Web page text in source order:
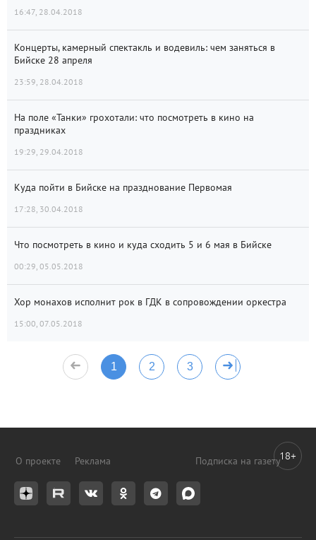
16:47, 28.04.2018
Концерты, камерный спектакль и водевиль: чем заняться в
Бийске 28 апреля
23:59, 28.04.2018
На поле «Танки» грохотали: что посмотреть в кино на
праздниках
19:29, 29.04.2018
Куда пойти в Бийске на празднование Первомая
17:28, 30.04.2018
Что посмотреть в кино и куда сходить 5 и 6 мая в Бийске
00:29, 05.05.2018
Хор монахов исполнит рок в ГДК в сопровождении оркестра
15:00, 07.05.2018
1 2 3
О проекте Реклама Подписка на газету18+